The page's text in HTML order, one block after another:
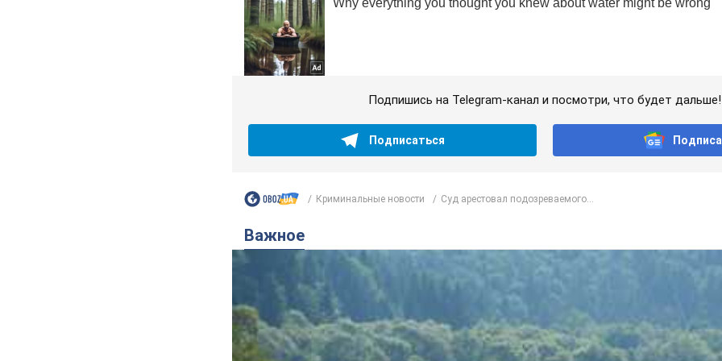
Подпишись на Telegram-канал и посмотри, что будет дальше!
Подписаться
Криминальные новости Суд арестовал подозреваемого...
Важное